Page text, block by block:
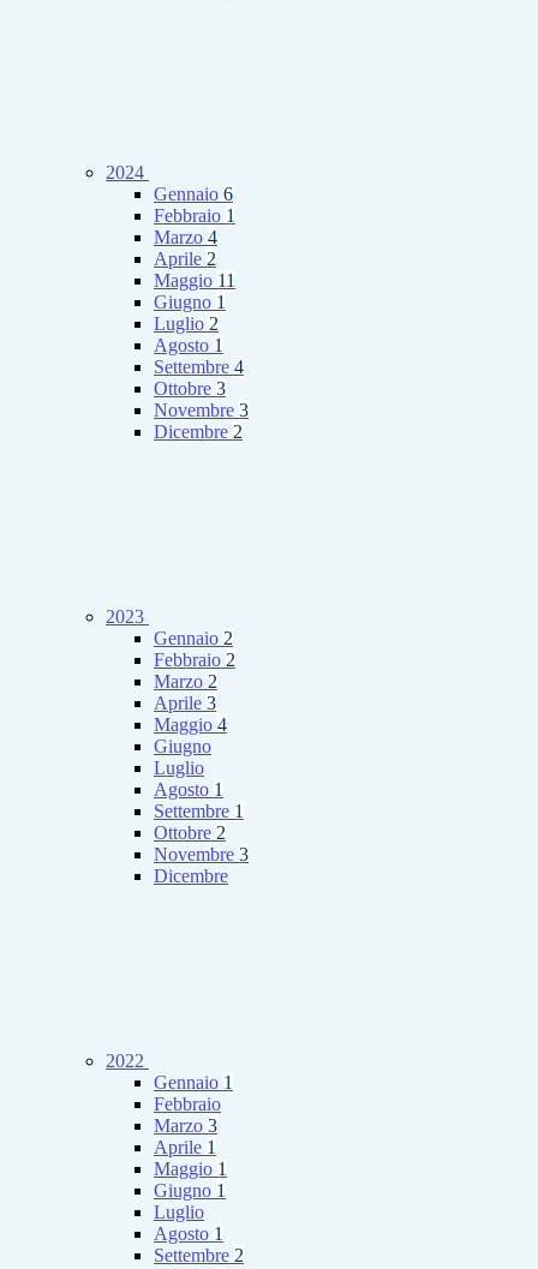
2024
Gennaio 6
Febbraio 1
Marzo 4
Aprile 2
Maggio 11
Giugno 1
Luglio 2
Agosto 1
Settembre 4
Ottobre 3
Novembre 3
Dicembre 2
2023
Gennaio 2
Febbraio 2
Marzo 2
Aprile 3
Maggio 4
Giugno
Luglio
Agosto 1
Settembre 1
Ottobre 2
Novembre 3
Dicembre
2022
Gennaio 1
Febbraio
Marzo 3
Aprile 1
Maggio 1
Giugno 1
Luglio
Agosto 1
Settembre 2